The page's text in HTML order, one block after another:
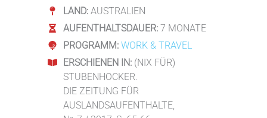
LAND:AUSTRALIEN
AUFENTHALTSDAUER:7 MONATE
PROGRAMM: WORK & TRAVEL
ERSCHIENEN IN:(NIX FÜR)
STUBENHOCKER.
DIE ZEITUNG FÜR
AUSLANDSAUFENTHALTE,